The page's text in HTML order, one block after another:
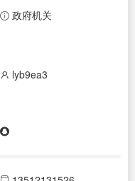
政府机关
lyb9ea3